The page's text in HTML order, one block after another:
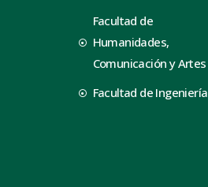
Facultad de
Humanidades,
Comunicación y Artes
Facultad de Ingeniería